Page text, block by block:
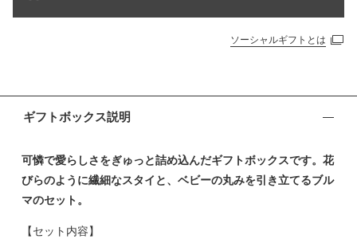
ソーシャルギフトとは
ギフトボックス説明
可憐で愛らしさをぎゅっと詰め込んだギフトボックスです。花
びらのように繊細なスタイと、ベビーの丸みを引き立てるブル
マのセット。
【セット内容】